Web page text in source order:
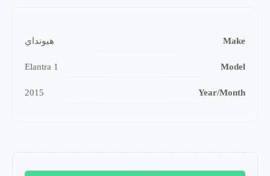
Make هيونداي
Model
Elantra 1
Year/Month
2015